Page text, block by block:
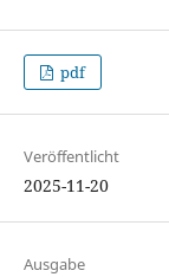
pdf
Veröffentlicht
2025-11-20
Ausgabe